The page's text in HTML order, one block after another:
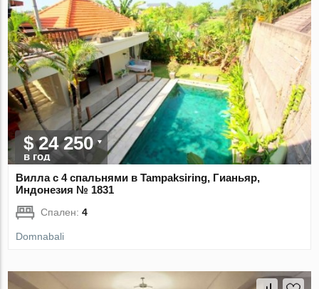
$ 24 250
в год
Вилла с 4 спальнями в Tampaksiring, Гианьяр,
Индонезия № 1831
Спален:4
Domnabali